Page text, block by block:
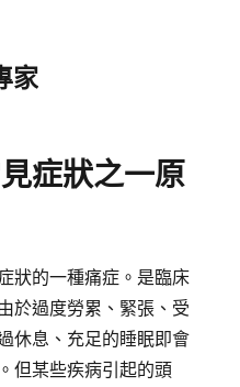
家
症狀之一原
狀的一種痛症。是臨床
於過度勞累、緊張、受
休息、充足的睡眠即會
但某些疾病引起的頭